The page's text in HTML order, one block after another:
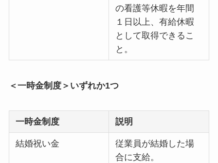
の看護等休暇を年間
１日以上、有給休暇
として取得できるこ
と。
＜一時金制度＞いずれか1つ
一時金制度 説明
結婚祝い金
従業員が結婚した場
合に支給。